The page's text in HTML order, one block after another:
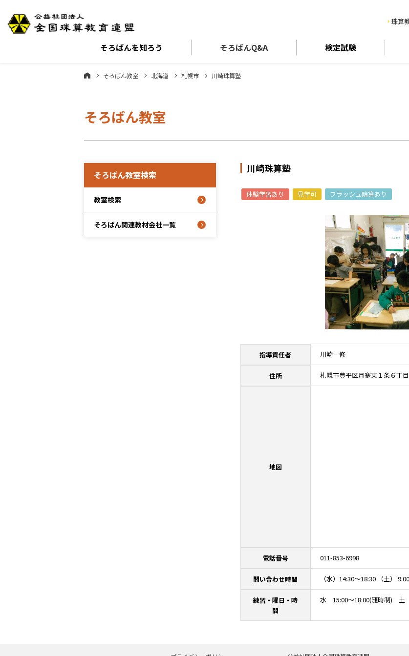
珠算
そろばんを知ろう そろばんQ&A 検定試験
そろばん教室 北海道 札幌市 川崎珠算塾
そろばん教室
川崎珠算塾
体験学習あり 見学可 フラッシュ暗算あり
指導責任者 川崎 修
住所 札幌市豊平区月寒東１条６丁
地図
電話番号 011-853-6998
問い合わせ時間 （水）14:30～18:30 （土）
練習・曜日・時
間
水 15:00～18:00(随時制) 土
そろばん教室検索
教室検索
そろばん関連教材会社一覧